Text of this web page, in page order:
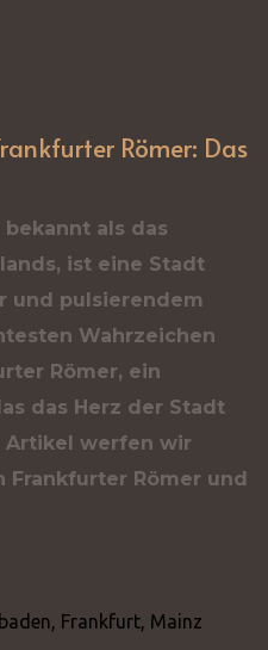
Römer: Das
als das
ist eine Stadt
und pulsierendem
Wahrzeichen
Römer, ein
das Herz der Stadt
Artikel werfen wir
Römer und